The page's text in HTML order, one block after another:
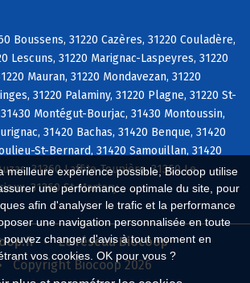
meilleure expérience possible, Biocoop utilise
une performance optimale du site, pour
afin d'analyser le trafic et la performance
une navigation personnalisée en toute
pouvez changer d'avis à tout moment en
vos cookies. OK pour vous ?
Boussens, 31220 Cazères, 31220 Couladère,
Lescuns, 31220 Marignac-Laspeyres, 31220
Mauran, 31220 Mondavezan, 31220
31220 Palaminy, 31220 Plagne, 31220 St-
Montégut-Bourjac, 31430 Montoussin,
31420 Bachas, 31420 Benque, 31420
St-Bernard, 31420 Samouillan, 31420
31360 Laffite-Toupière, 31360 Le
31360 St-Martory
Le réseau Biocoop
Copyright Biocoop 2026